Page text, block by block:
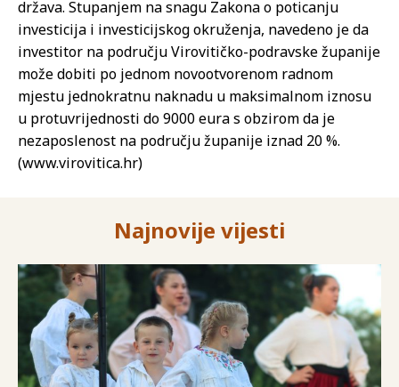
država. Stupanjem na snagu Zakona o poticanju
investicija i investicijskog okruženja, navedeno je da
investitor na području Virovitičko-podravske županije
može dobiti po jednom novootvorenom radnom
mjestu jednokratnu naknadu u maksimalnom iznosu
u protuvrijednosti do 9000 eura s obzirom da je
nezaposlenost na području županije iznad 20 %.
(www.virovitica.hr)
Najnovije vijesti